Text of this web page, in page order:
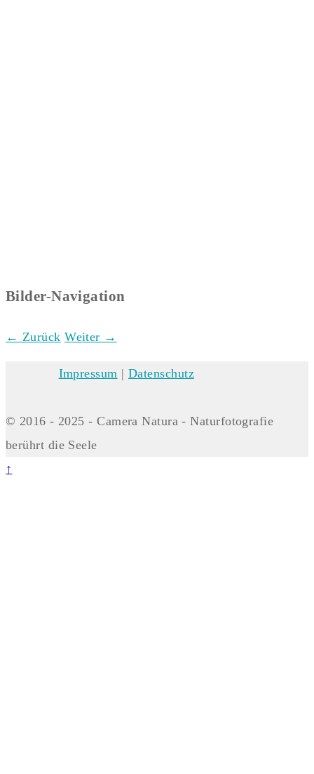
Bilder-Navigation
← Zurück Weiter →
Impressum |Datenschutz
© 2016 - 2025 - Camera Natura - Naturfotografie
berührt die Seele
↑